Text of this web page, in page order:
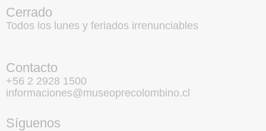
Cerrado
Todos los lunes y feriados irrenunciables
Contacto
+56 2 2928 1500
informaciones@museoprecolombino.cl
Síguenos